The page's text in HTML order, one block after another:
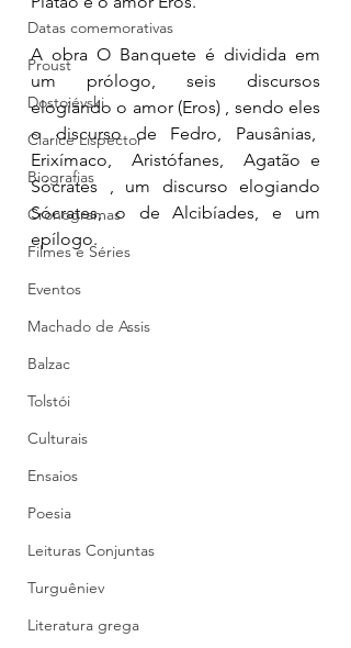
Datas comemorativas
Proust
Dostoiévski
Clarice Lispector
Biografias
Cronogramas
Filmes e Séries
Eventos
Machado de Assis
Balzac
Tolstói
Culturais
Ensaios
Poesia
Leituras Conjuntas
Turguêniev
Literatura grega
A obra O Banquete é dividida em
um prólogo, seis discursos
elogiando o amor (Eros) , sendo eles
o discurso de Fedro, Pausânias,
Erixímaco,  Aristófanes,  Agatão e
Sócrates , um discurso elogiando
Sócrates, o de Alcibíades, e um
epílogo.